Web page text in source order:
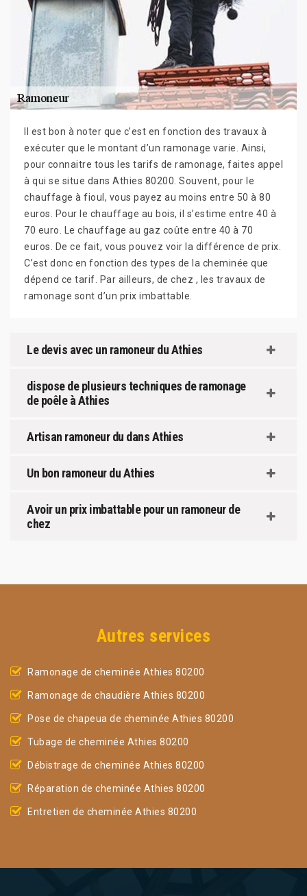
Il est bon à noter que c’est en fonction des travaux à
exécuter que le montant d’un ramonage varie. Ainsi,
pour connaitre tous les tarifs de ramonage, faites appel
à qui se situe dans Athies 80200. Souvent, pour le
chauffage à fioul, vous payez au moins entre 50 à 80
euros. Pour le chauffage au bois, il s’estime entre 40 à
70 euro. Le chauffage au gaz coûte entre 40 à 70
euros. De ce fait, vous pouvez voir la différence de prix.
C’est donc en fonction des types de la cheminée que
dépend ce tarif. Par ailleurs, de chez , les travaux de
ramonage sont d’un prix imbattable.
Le devis avec un ramoneur du Athies
dispose de plusieurs techniques de ramonage
de poêle à Athies
Artisan ramoneur du dans Athies
Un bon ramoneur du Athies
Avoir un prix imbattable pour un ramoneur de
chez
Autres services
Ramonage de cheminée Athies 80200
Ramonage de chaudière Athies 80200
Pose de chapeua de cheminée Athies 80200
Tubage de cheminée Athies 80200
Débistrage de cheminée Athies 80200
Réparation de cheminée Athies 80200
Entretien de cheminée Athies 80200